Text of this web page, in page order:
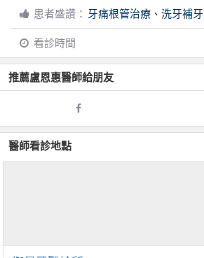
患者盛讚： 牙痛根管治療、洗牙補
看診時間
推薦盧恩惠醫師給朋友
醫師看診地點